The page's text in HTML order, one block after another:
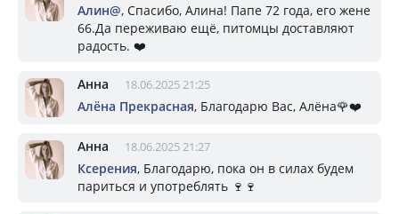
Алин@, Спасибо, Алина! Папе 72 года, его жене
66.Да переживаю ещё, питомцы доставляют
радость. ❤️
Анна 18.06.2025 21:25
Алёна Прекрасная, Благодарю Вас, Алёна🌹❤️
Анна 18.06.2025 21:27
Ксерения, Благодарю, пока он в силах будем
париться и употреблять 🍷🍷